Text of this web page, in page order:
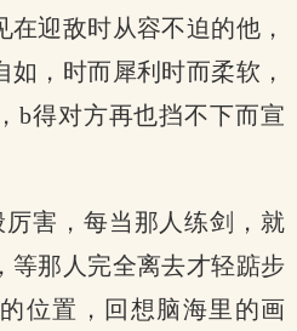
迎敌时从容不迫的他，
，时而犀利时而柔软，
b得对方再也挡不下而宣
害，每当那人练剑，就
等那人完全离去才轻踮步
位置，回想脑海里的画